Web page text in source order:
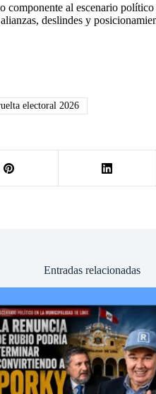
al escenario político
deslindes y
electoral 2026
Entradas relacionadas